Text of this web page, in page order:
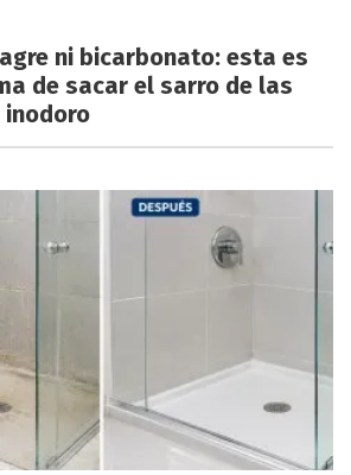
ni bicarbonato: esta es
de sacar el sarro de las
inodoro